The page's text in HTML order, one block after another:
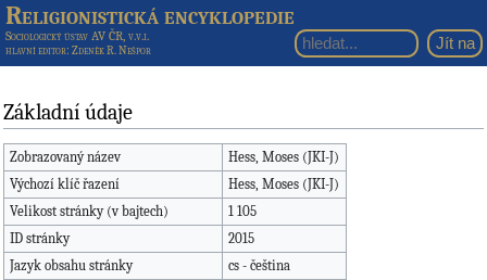
Religionistická encyklopedie
Sociologický ústav AV ČR, v.v.i.
hlavní editor: Zdeněk R. Nešpor
Základní údaje
Zobrazovaný název
Hess, Moses (JKI-J)
Výchozí klíč řazení
Hess, Moses (JKI-J)
Velikost stránky (v bajtech)
1 105
ID stránky
2015
Jazyk obsahu stránky
cs - čeština